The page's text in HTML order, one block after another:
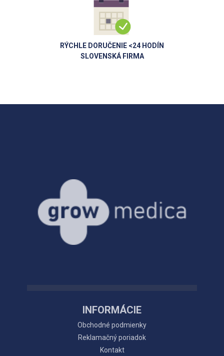
RÝCHLE DORUČENIE <24 HODÍN
SLOVENSKÁ FIRMA
INFORMÁCIE
Obchodné podmienky
Reklamačný poriadok
Kontakt